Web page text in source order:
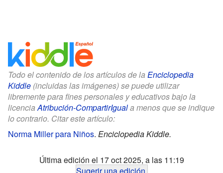
Todo el contenido de los artículos de la Enciclopedia
Kiddle (incluidas las imágenes) se puede utilizar
libremente para fines personales y educativos bajo la
licencia Atribución-CompartirIguala menos que se indique
lo contrario. Citar este artículo:
Norma Miller para Niños. Enciclopedia Kiddle.
Última edición el 17 oct 2025, a las 11:19
Sugerir una edición